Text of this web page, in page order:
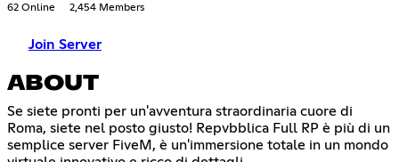
62 Online 2,454 Members
Join Server
ABOUT
Se siete pronti per un'avventura straordinaria cuore di
Roma, siete nel posto giusto! Repvbblica Full RP è più di un
semplice server FiveM, è un'immersione totale in un mondo